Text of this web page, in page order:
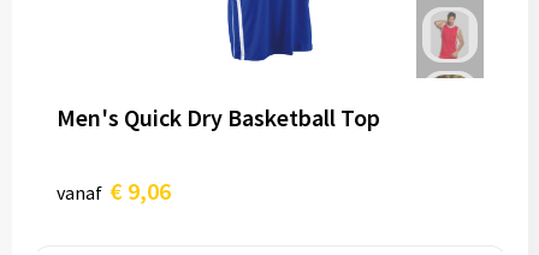
Men's Quick Dry Basketball Top
vanaf € 9,06